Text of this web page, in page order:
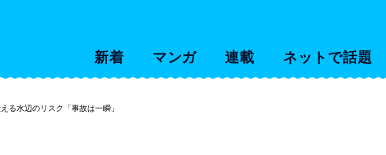
新着 マンガ 連載 ネットで話題
る水辺のリスク「事故は一瞬」